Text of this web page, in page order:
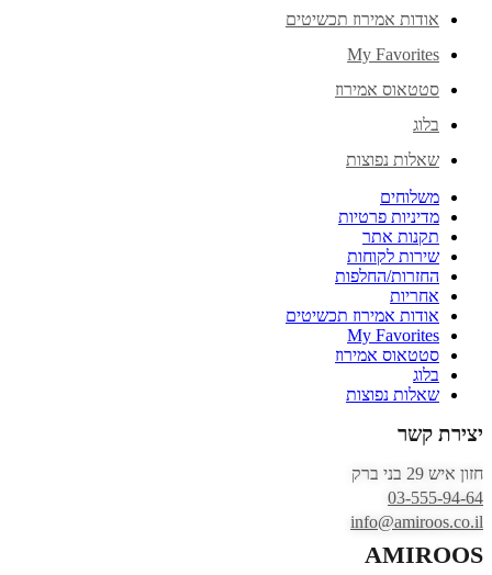
אודות אמירוז תכשיטים
My Favorites
סטטאוס אמירוז
בלוג
שאלות נפוצות
משלוחים
מדיניות פרטיות
תקנות אתר
שירות לקוחות
החזרות/החלפות
אחריות
אודות אמירוז תכשיטים
My Favorites
סטטאוס אמירוז
בלוג
שאלות נפוצות
יצירת קשר
חזון איש 29 בני ברק
03-555-94-64
info@amiroos.co.il
AMIROOS